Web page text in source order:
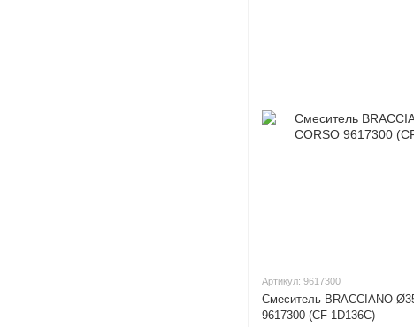
Артикул: 9617300
Смеситель BRACCIANO
9617300 (CF-1D136C)